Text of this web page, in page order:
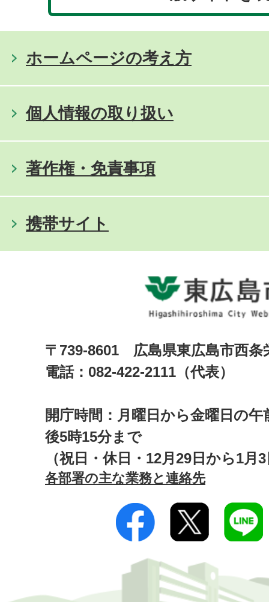
ホームページの考え方
個人情報の取り扱い
著作権・免責事項
携帯サイト
〒739-8601 広島県東広島市西
電話：082-422-2111（代表）
開庁時間：月曜日から金曜日の午
後5時15分まで
（祝日・休日・12月29日から1月
各部署の主な業務と連絡先